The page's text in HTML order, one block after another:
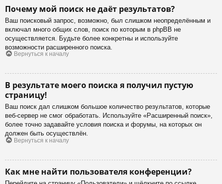
Почему мой поиск не даёт результатов?
Ваш поисковый запрос, возможно, был слишком неопределённым и
включал много общих слов, поиск по которым в phpBB не
осуществляется. Будьте более конкретны и используйте
возможности расширенного поиска.
Вернуться к началу
В результате моего поиска я получил пустую
страницу!
Ваш поиск дал слишком большое количество результатов, которые
веб-сервер не смог обработать. Используйте «Расширенный поиск»,
более точно задавайте условия поиска и форумы, на которых он
должен быть осуществлён.
Вернуться к началу
Как мне найти пользователя конференции?